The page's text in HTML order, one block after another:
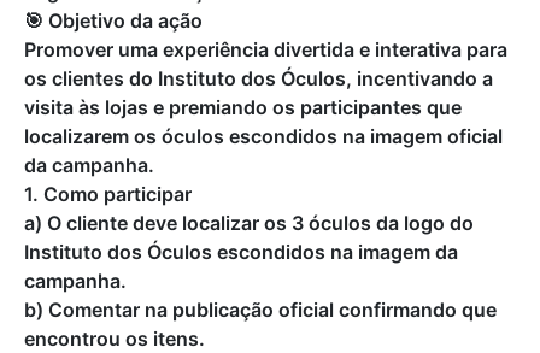
🎯 Objetivo da ação
Promover uma experiência divertida e interativa para
os clientes do Instituto dos Óculos, incentivando a
visita às lojas e premiando os participantes que
localizarem os óculos escondidos na imagem oficial
da campanha.
1. Como participar
a) O cliente deve localizar os 3 óculos da logo do
Instituto dos Óculos escondidos na imagem da
campanha.
b) Comentar na publicação oficial confirmando que
encontrou os itens.